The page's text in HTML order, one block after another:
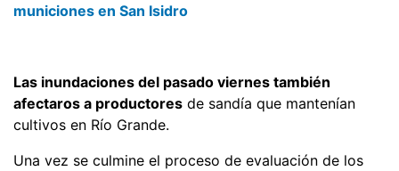
municiones en San Isidro
Las inundaciones del pasado viernes también
afectaros a productores de sandía que mantenían
cultivos en Río Grande.
Una vez se culmine el proceso de evaluación de los